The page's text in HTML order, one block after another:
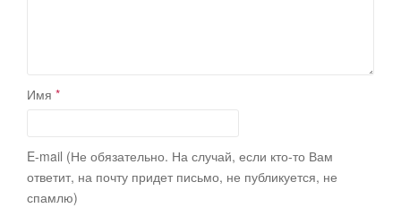
Имя *
E-mail (Не обязательно. На случай, если кто-то Вам
ответит, на почту придет письмо, не публикуется, не
спамлю)